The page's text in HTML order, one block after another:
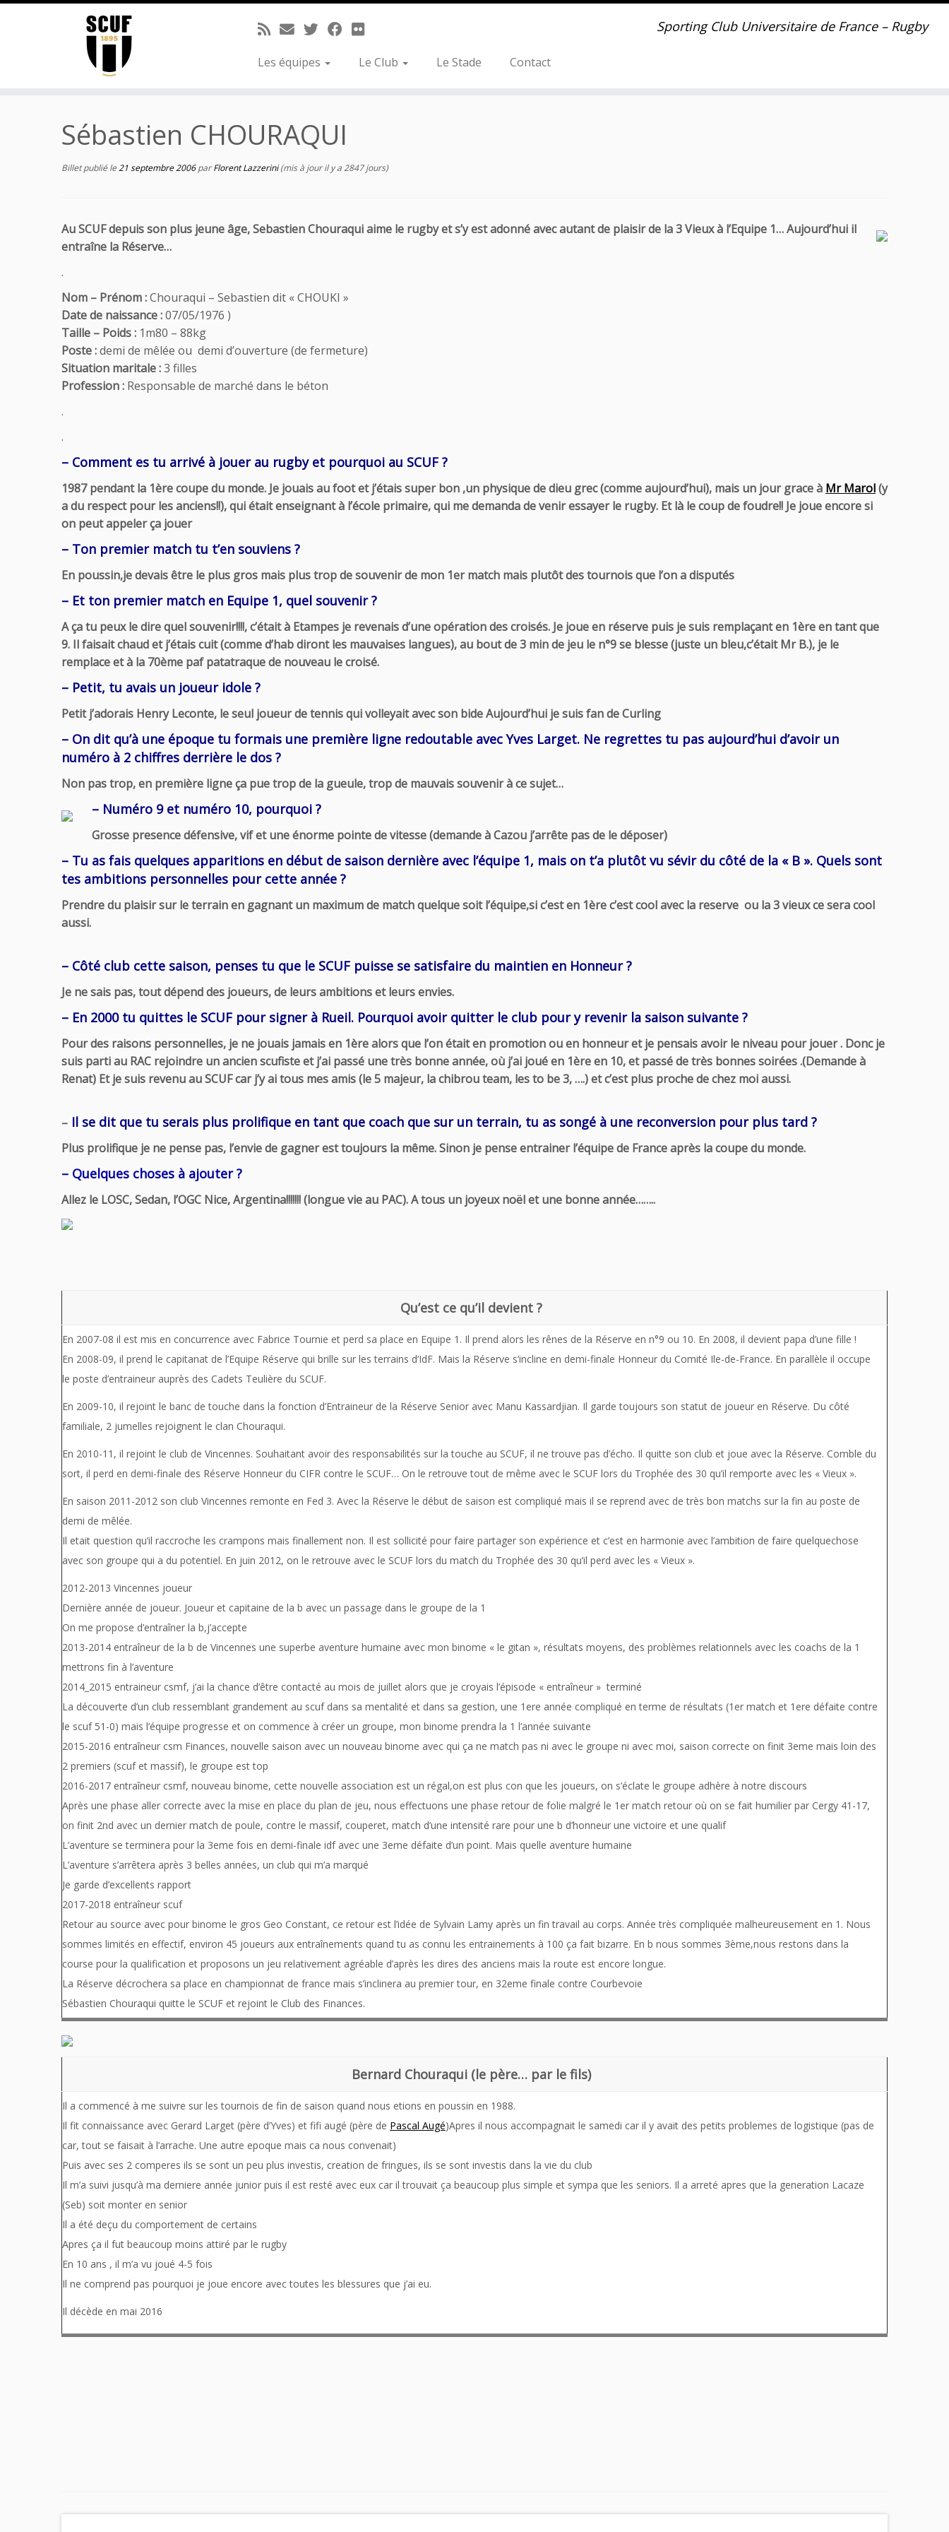
Passer
Sporting Club Universitaire de France – Rugby
Les équipes Le Club Le Stade Contact
Sébastien CHOURAQUI
Billet publié le21 septembre 2006 parFlorent Lazzerini(mis à jour il y a 2847 jours)
Au SCUF depuis son plus jeune âge, Sebastien Chouraqui aime le rugby et s’y est adonné avec autant de plaisir de la 3 Vieux à l’Equipe 1… Aujourd’hui il
entraîne la Réserve…
.
Nom – Prénom :Chouraqui – Sebastien dit « CHOUKI »
Date de naissance :07/05/1976 )
Taille – Poids : 1m80 – 88kg
Poste :demi de mêlée ou demi d’ouverture (de fermeture)
Situation maritale :3 filles
Profession : Responsable de marché dans le béton
.
.
– Comment es tu arrivé à jouer au rugby et pourquoi au SCUF ?
1987 pendant la 1ère coupe du monde. Je jouais au foot et j’étais super bon ,un physique de dieu grec (comme aujourd’hui), mais un jour grace à Mr Marol(y
a du respect pour les anciens!!), qui était enseignant à l’école primaire, qui me demanda de venir essayer le rugby. Et là le coup de foudre!! Je joue encore si
on peut appeler ça jouer
– Ton premier match tu t’en souviens ?
En poussin,je devais être le plus gros mais plus trop de souvenir de mon 1er match mais plutôt des tournois que l’on a disputés
– Et ton premier match en Equipe 1, quel souvenir ?
A ça tu peux le dire quel souvenir!!!!, c’était à Etampes je revenais d’une opération des croisés. Je joue en réserve puis je suis remplaçant en 1ère en tant que
9. Il faisait chaud et j’étais cuit (comme d’hab diront les mauvaises langues), au bout de 3 min de jeu le n°9 se blesse (juste un bleu,c’était Mr B.), je le
remplace et à la 70ème paf patatraque de nouveau le croisé.
– Petit, tu avais un joueur idole ?
Petit j’adorais Henry Leconte, le seul joueur de tennis qui volleyait avec son bide Aujourd’hui je suis fan de Curling
– On dit qu’à une époque tu formais une première ligne redoutable avec Yves Larget. Ne regrettes tu pas aujourd’hui d’avoir un
numéro à 2 chiffres derrière le dos ?
Non pas trop, en première ligne ça pue trop de la gueule, trop de mauvais souvenir à ce sujet…
– Numéro 9 et numéro 10, pourquoi ?
Grosse presence défensive, vif et une énorme pointe de vitesse (demande à Cazou j’arrête pas de le déposer)
– Tu as fais quelques apparitions en début de saison dernière avec l’équipe 1, mais on t’a plutôt vu sévir du côté de la « B ». Quels sont
tes ambitions personnelles pour cette année ?
Prendre du plaisir sur le terrain en gagnant un maximum de match quelque soit l’équipe,si c’est en 1ère c’est cool avec la reserve ou la 3 vieux ce sera cool
aussi.
– Côté club cette saison, penses tu que le SCUF puisse se satisfaire du maintien en Honneur ?
Je ne sais pas, tout dépend des joueurs, de leurs ambitions et leurs envies.
– En 2000 tu quittes le SCUF pour signer à Rueil. Pourquoi avoir quitter le club pour y revenir la saison suivante ?
Pour des raisons personnelles, je ne jouais jamais en 1ère alors que l’on était en promotion ou en honneur et je pensais avoir le niveau pour jouer . Donc je
suis parti au RAC rejoindre un ancien scufiste et j’ai passé une très bonne année, où j’ai joué en 1ère en 10, et passé de très bonnes soirées .(Demande à
Renat) Et je suis revenu au SCUF car j’y ai tous mes amis (le 5 majeur, la chibrou team, les to be 3, ….) et c’est plus proche de chez moi aussi.
– Il se dit que tu serais plus prolifique en tant que coach que sur un terrain, tu as songé à une reconversion pour plus tard ?
Plus prolifique je ne pense pas, l’envie de gagner est toujours la même. Sinon je pense entrainer l’équipe de France après la coupe du monde.
– Quelques choses à ajouter ?
Allez le LOSC, Sedan, l’OGC Nice, Argentina!!!!!!! (longue vie au PAC). A tous un joyeux noël et une bonne année……..
Qu’est ce qu’il devient ?
En 2007-08 il est mis en concurrence avec Fabrice Tournie et perd sa place en Equipe 1. Il prend alors les rênes de la Réserve en n°9 ou 10. En 2008, il devient papa d’une fille !
En 2008-09, il prend le capitanat de l’Equipe Réserve qui brille sur les terrains d’IdF. Mais la Réserve s’incline en demi-finale Honneur du Comité Ile-de-France. En parallèle il occupe
le poste d’entraineur auprès des Cadets Teulière du SCUF.
En 2009-10, il rejoint le banc de touche dans la fonction d’Entraineur de la Réserve Senior avec Manu Kassardjian. Il garde toujours son statut de joueur en Réserve. Du côté
familiale, 2 jumelles rejoignent le clan Chouraqui.
En 2010-11, il rejoint le club de Vincennes. Souhaitant avoir des responsabilités sur la touche au SCUF, il ne trouve pas d’écho. Il quitte son club et joue avec la Réserve. Comble du
sort, il perd en demi-finale des Réserve Honneur du CIFR contre le SCUF… On le retrouve tout de même avec le SCUF lors du Trophée des 30 qu’il remporte avec les « Vieux ».
En saison 2011-2012 son club Vincennes remonte en Fed 3. Avec la Réserve le début de saison est compliqué mais il se reprend avec de très bon matchs sur la fin au poste de
demi de mêlée.
Il etait question qu’il raccroche les crampons mais finallement non. Il est sollicité pour faire partager son expérience et c’est en harmonie avec l’ambition de faire quelquechose
avec son groupe qui a du potentiel. En juin 2012, on le retrouve avec le SCUF lors du match du Trophée des 30 qu’il perd avec les « Vieux ».
2012-2013 Vincennes joueur
Dernière année de joueur. Joueur et capitaine de la b avec un passage dans le groupe de la 1
On me propose d’entraîner la b,j’accepte
2013-2014 entraîneur de la b de Vincennes une superbe aventure humaine avec mon binome « le gitan », résultats moyens, des problèmes relationnels avec les coachs de la 1
mettrons fin à l’aventure
2014_2015 entraineur csmf, j’ai la chance d’être contacté au mois de juillet alors que je croyais l’épisode « entraîneur » terminé
La découverte d’un club ressemblant grandement au scuf dans sa mentalité et dans sa gestion, une 1ere année compliqué en terme de résultats (1er match et 1ere défaite contre
le scuf 51-0) mais l’équipe progresse et on commence à créer un groupe, mon binome prendra la 1 l’année suivante
2015-2016 entraîneur csm Finances, nouvelle saison avec un nouveau binome avec qui ça ne match pas ni avec le groupe ni avec moi, saison correcte on finit 3eme mais loin des
2 premiers (scuf et massif), le groupe est top
2016-2017 entraîneur csmf, nouveau binome, cette nouvelle association est un régal,on est plus con que les joueurs, on s’éclate le groupe adhère à notre discours
Après une phase aller correcte avec la mise en place du plan de jeu, nous effectuons une phase retour de folie malgré le 1er match retour où on se fait humilier par Cergy 41-17,
on finit 2nd avec un dernier match de poule, contre le massif, couperet, match d’une intensité rare pour une b d’honneur une victoire et une qualif
L’aventure se terminera pour la 3eme fois en demi-finale idf avec une 3eme défaite d’un point. Mais quelle aventure humaine
L’aventure s’arrêtera après 3 belles années, un club qui m’a marqué
Je garde d’excellents rapport
2017-2018 entraîneur scuf
Retour au source avec pour binome le gros Geo Constant, ce retour est l’idée de Sylvain Lamy après un fin travail au corps. Année très compliquée malheureusement en 1. Nous
sommes limités en effectif, environ 45 joueurs aux entraînements quand tu as connu les entrainements à 100 ça fait bizarre. En b nous sommes 3ème,nous restons dans la
course pour la qualification et proposons un jeu relativement agréable d’après les dires des anciens mais la route est encore longue.
La Réserve décrochera sa place en championnat de france mais s’inclinera au premier tour, en 32eme finale contre Courbevoie
Sébastien Chouraqui quitte le SCUF et rejoint le Club des Finances.
Bernard Chouraqui (le père… par le fils)
Il a commencé à me suivre sur les tournois de fin de saison quand nous etions en poussin en 1988.
Il fit connaissance avec Gerard Larget (père d’Yves) et fifi augé (père de Pascal Augé)Apres il nous accompagnait le samedi car il y avait des petits problemes de logistique (pas de
car, tout se faisait à l’arrache. Une autre epoque mais ca nous convenait)
Puis avec ses 2 comperes ils se sont un peu plus investis, creation de fringues, ils se sont investis dans la vie du club
Il m’a suivi jusqu’à ma derniere année junior puis il est resté avec eux car il trouvait ça beaucoup plus simple et sympa que les seniors. Il a arreté apres que la generation Lacaze
(Seb) soit monter en senior
Il a été deçu du comportement de certains
Apres ça il fut beaucoup moins attiré par le rugby
En 10 ans , il m’a vu joué 4-5 fois
Il ne comprend pas pourquoi je joue encore avec toutes les blessures que j’ai eu.
Il décède en mai 2016